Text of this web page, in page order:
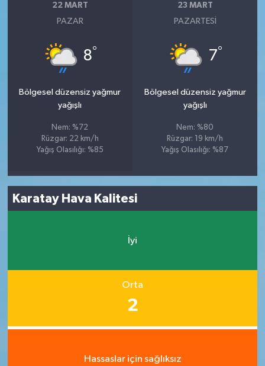
22 MART
PAZAR
8°
Bölgesel düzensiz yağmur
yağışlı
Nem: %72
Rüzgar: 22 km/h
Yağış Olasılığı: %85
23 MART
PAZARTESI
7°
Bölgesel düzensiz yağmur
yağışlı
Nem: %80
Rüzgar: 19 km/h
Yağış Olasılığı: %87
Karatay Hava Kalitesi
İyi
Orta
2
Hassaslar için sağlıksız